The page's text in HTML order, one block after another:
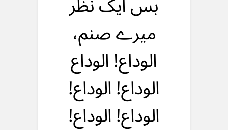
میرے صنم،
الوداع! الوداع
الوداع! الوداع!
الوداع! الوداع!